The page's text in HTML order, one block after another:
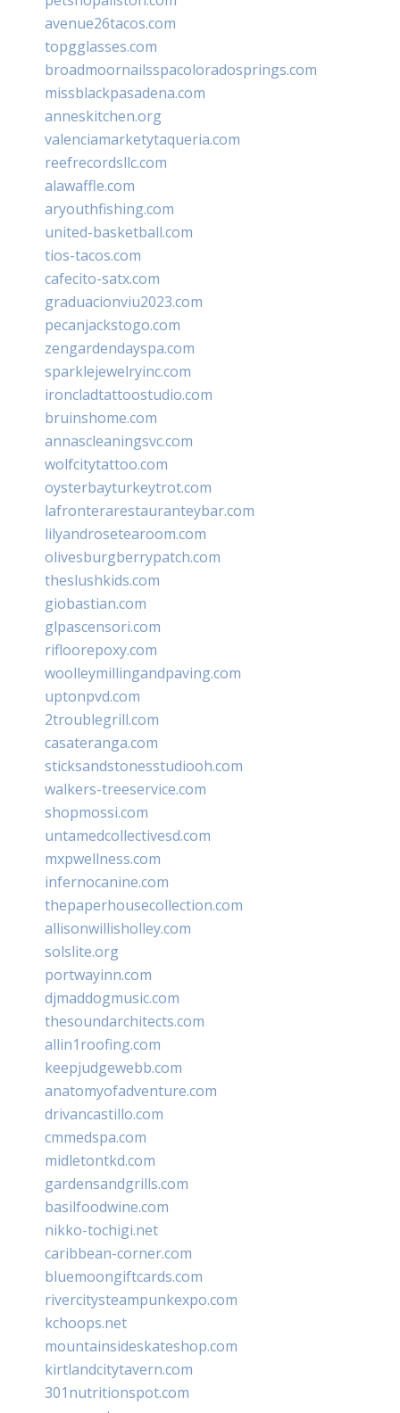
avenue26tacos.com
topgglasses.com
broadmoornailsspacoloradosprings.com
missblackpasadena.com
anneskitchen.org
valenciamarketytaqueria.com
reefrecordsllc.com
alawaffle.com
aryouthfishing.com
united-basketball.com
tios-tacos.com
cafecito-satx.com
graduacionviu2023.com
pecanjackstogo.com
zengardendayspa.com
sparklejewelryinc.com
ironcladtattoostudio.com
bruinshome.com
annascleaningsvc.com
wolfcitytattoo.com
oysterbayturkeytrot.com
lafronterarestauranteybar.com
lilyandrosetearoom.com
olivesburgberrypatch.com
theslushkids.com
giobastian.com
glpascensori.com
rifloorepoxy.com
woolleymillingandpaving.com
uptonpvd.com
2troublegrill.com
casateranga.com
sticksandstonesstudiooh.com
walkers-treeservice.com
shopmossi.com
untamedcollectivesd.com
mxpwellness.com
infernocanine.com
thepaperhousecollection.com
allisonwillisholley.com
solslite.org
portwayinn.com
djmaddogmusic.com
thesoundarchitects.com
allin1roofing.com
keepjudgewebb.com
anatomyofadventure.com
drivancastillo.com
cmmedspa.com
midletontkd.com
gardensandgrills.com
basilfoodwine.com
nikko-tochigi.net
caribbean-corner.com
bluemoongiftcards.com
rivercitysteampunkexpo.com
kchoops.net
mountainsideskateshop.com
kirtlandcitytavern.com
301nutritionspot.com